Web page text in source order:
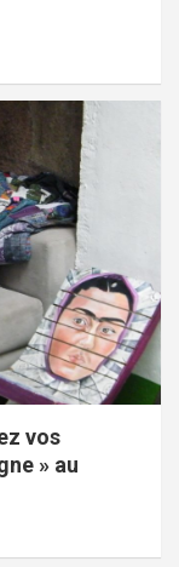
vos
» au